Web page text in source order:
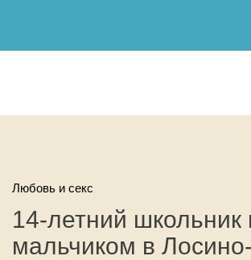
Любовь и секс
14-летний
мальчиком в